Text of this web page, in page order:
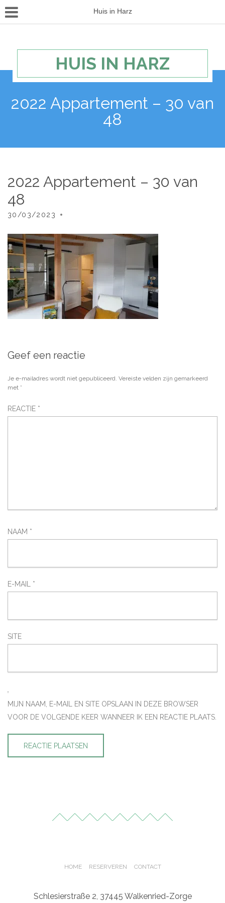
Huis in Harz
HUIS IN HARZ
2022 Appartement – 30 van
48
2022 Appartement – 30 van
48
30/03/2023
Geef een reactie
Je e-mailadres wordt niet gepubliceerd. Vereiste velden zijn gemarkeerd
met *
REACTIE *
NAAM *
E-MAIL *
SITE
MIJN NAAM, E-MAIL EN SITE OPSLAAN IN DEZE BROWSER
VOOR DE VOLGENDE KEER WANNEER IK EEN REACTIE PLAATS.
HOME RESERVEREN CONTACT
Schlesierstraße 2, 37445 Walkenried-Zorge